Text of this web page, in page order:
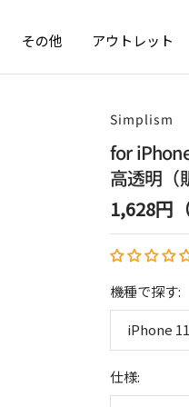
その他 アウトレット
Simplism
for
高透明（
セ
ー
ル
価
格
1,628円
機種で探す:
iPhone 11
仕様: